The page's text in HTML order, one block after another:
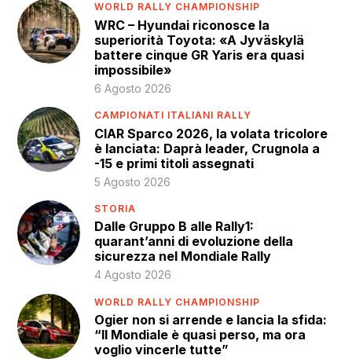
WORLD RALLY CHAMPIONSHIP
WRC – Hyundai riconosce la
superiorità Toyota: «A Jyväskylä
battere cinque GR Yaris era quasi
impossibile»
6 Agosto 2026
CAMPIONATI ITALIANI RALLY
CIAR Sparco 2026, la volata tricolore
è lanciata: Daprà leader, Crugnola a
-15 e primi titoli assegnati
5 Agosto 2026
STORIA
Dalle Gruppo B alle Rally1:
quarant’anni di evoluzione della
sicurezza nel Mondiale Rally
4 Agosto 2026
WORLD RALLY CHAMPIONSHIP
Ogier non si arrende e lancia la sfida:
“Il Mondiale è quasi perso, ma ora
voglio vincerle tutte”